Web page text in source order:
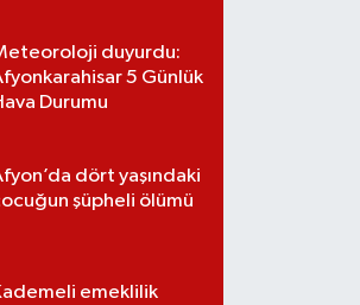
duyurdu:
5 Günlük
Durumu
dört yaşındaki
şüpheli ölümü
emeklilik